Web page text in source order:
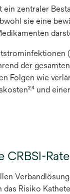
ein zentraler
sie eine
der
Folgen wie
⁴ und
CRBSI-Rate
das Risiko